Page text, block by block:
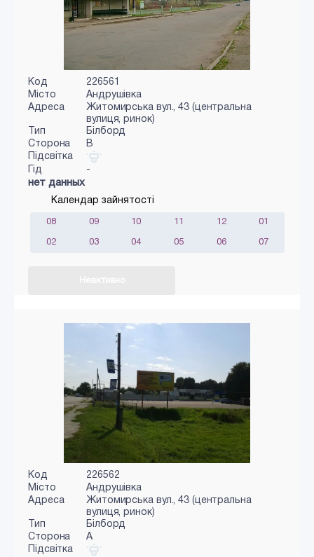
Код
226561
Місто
Андрушівка
Адреса
Житомирська вул., 43 (центральна
вулиця, ринок)
Тип
Білборд
Сторона
B
Підсвітка
Гід
-
нет данных
Календар зайнятості
08 09 10 11 12 01
02 03 04 05 06 07
Код
226562
Місто
Андрушівка
Адреса
Житомирська вул., 43 (центральна
вулиця, ринок)
Тип
Білборд
Сторона
A
Підсвітка